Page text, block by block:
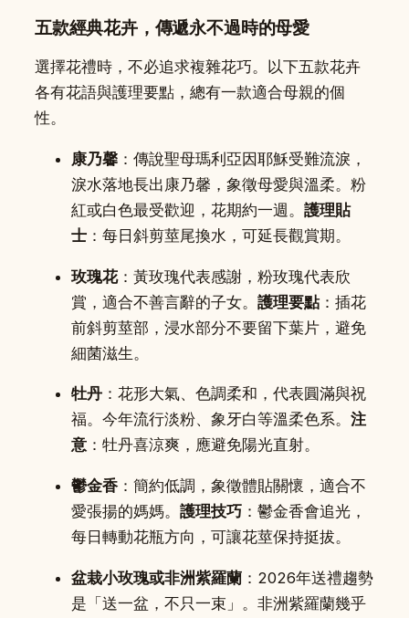
五款經典花卉，傳遞永不過時的母愛
選擇花禮時，不必追求複雜花巧。以下五款花卉
各有花語與護理要點，總有一款適合母親的個
性。
康乃馨 ：傳說聖母瑪利亞因耶穌受難流淚，
淚水落地長出康乃馨，象徵母愛與溫柔。粉
紅或白色最受歡迎，花期約一週。 護理貼
士 ：每日斜剪莖尾換水，可延長觀賞期。
玫瑰花：黃玫瑰代表感謝，粉玫瑰代表欣
賞，適合不善言辭的子女。 護理要點：插花
前斜剪莖部，浸水部分不要留下葉片，避免
細菌滋生。
牡丹 ：花形大氣、色調柔和，代表圓滿與祝
福。今年流行淡粉、象牙白等溫柔色系。 注
意 ：牡丹喜涼爽，應避免陽光直射。
鬱金香 ：簡約低調，象徵體貼關懷，適合不
愛張揚的媽媽。 護理技巧 ：鬱金香會追光，
每日轉動花瓶方向，可讓花莖保持挺拔。
盆栽小玫瑰或非洲紫羅蘭 ：2026年送禮趨勢
是「送一盆，不只一束」。非洲紫羅蘭幾乎